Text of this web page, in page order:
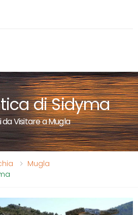
mobile menu
di Sidyma
da Visitare a Mugla
Mugla